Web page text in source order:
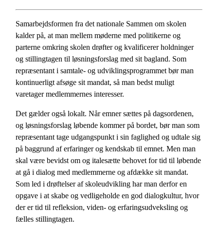
Samarbejdsformen fra det nationale Sammen om skolen
kalder på, at man mellem møderne med politikerne og
parterne omkring skolen drøfter og kvalificerer holdninger
og stillingtagen til løsningsforslag med sit bagland. Som
repræsentant i samtale- og udviklingsprogrammet bør man
kontinuerligt afsøge sit mandat, så man bedst muligt
varetager medlemmernes interesser.
Det gælder også lokalt. Når emner sættes på dagsordenen,
og løsningsforslag løbende kommer på bordet, bør man som
repræsentant tage udgangspunkt i sin faglighed og udtale sig
på baggrund af erfaringer og kendskab til emnet. Men man
skal være bevidst om og italesætte behovet for tid til løbende
at gå i dialog med medlemmerne og afdække sit mandat.
Som led i drøftelser af skoleudvikling har man derfor en
opgave i at skabe og vedligeholde en god dialogkultur, hvor
der er tid til refleksion, viden- og erfaringsudveksling og
fælles stillingtagen.